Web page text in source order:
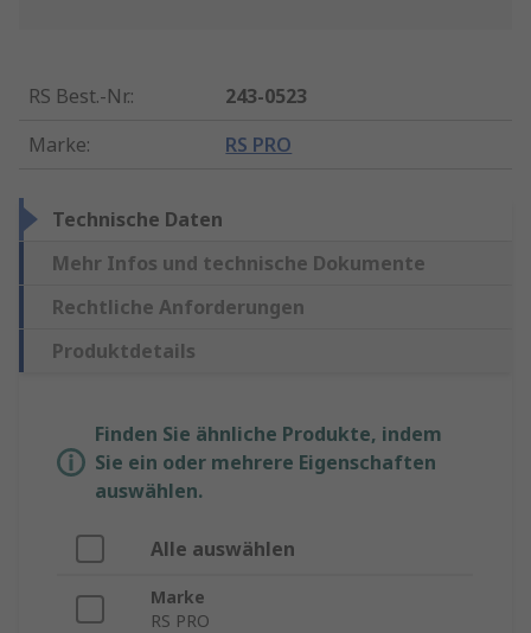
RS Best.-Nr.:
243-0523
Marke: RS PRO
Technische Daten
Mehr Infos und technische Dokumente
Rechtliche Anforderungen
Produktdetails
Finden Sie ähnliche Produkte, indem
Sie ein oder mehrere Eigenschaften
auswählen.
Alle auswählen
Marke
RS PRO